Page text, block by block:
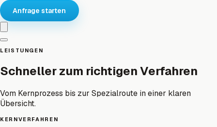
Anfrage starten
LEISTUNGEN
Schneller zum richtigen Verfahren
Vom Kernprozess bis zur Spezialroute in einer klaren
Übersicht.
KERNVERFAHREN